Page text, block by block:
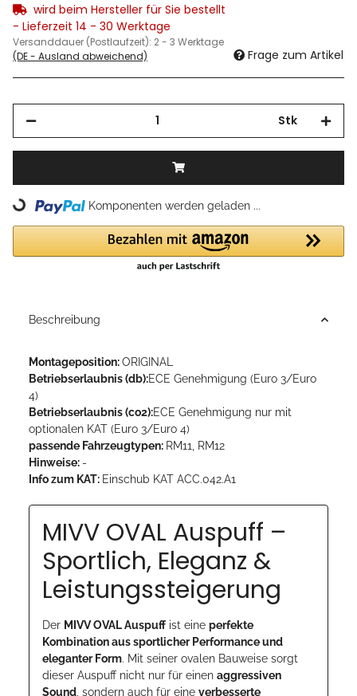
wird beim Hersteller für Sie bestellt
- Lieferzeit 14 - 30 Werktage
Versanddauer (Postlaufzeit): 2 - 3 Werktage
(DE - Ausland abweichend)
Frage zum Artikel
Stk
Loading... Komponenten werden geladen ...
Beschreibung
Montageposition:ORIGINAL
Betriebserlaubnis (db):ECE Genehmigung (Euro 3/Euro
4)
Betriebserlaubnis (co2):ECE Genehmigung nur mit
optionalen KAT (Euro 3/Euro 4)
passende Fahrzeugtypen: RM11, RM12
Hinweise: -
Info zum KAT: Einschub KAT ACC.042.A1
MIVV OVAL Auspuff –
Sportlich, Eleganz &
Leistungssteigerung
Der MIVV OVAL Auspuff ist eine perfekte
Kombination aus sportlicher Performance und
eleganter Form. Mit seiner ovalen Bauweise sorgt
dieser Auspuff nicht nur für einen aggressiven
Sound , sondern auch für eine verbesserte